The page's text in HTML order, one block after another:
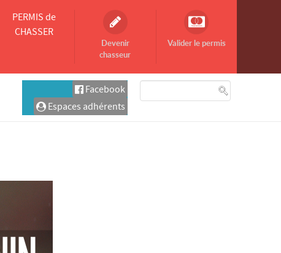
PERMIS de
CHASSER
Devenir
chasseur
Valider le permis
Facebook
Espaces adhérents